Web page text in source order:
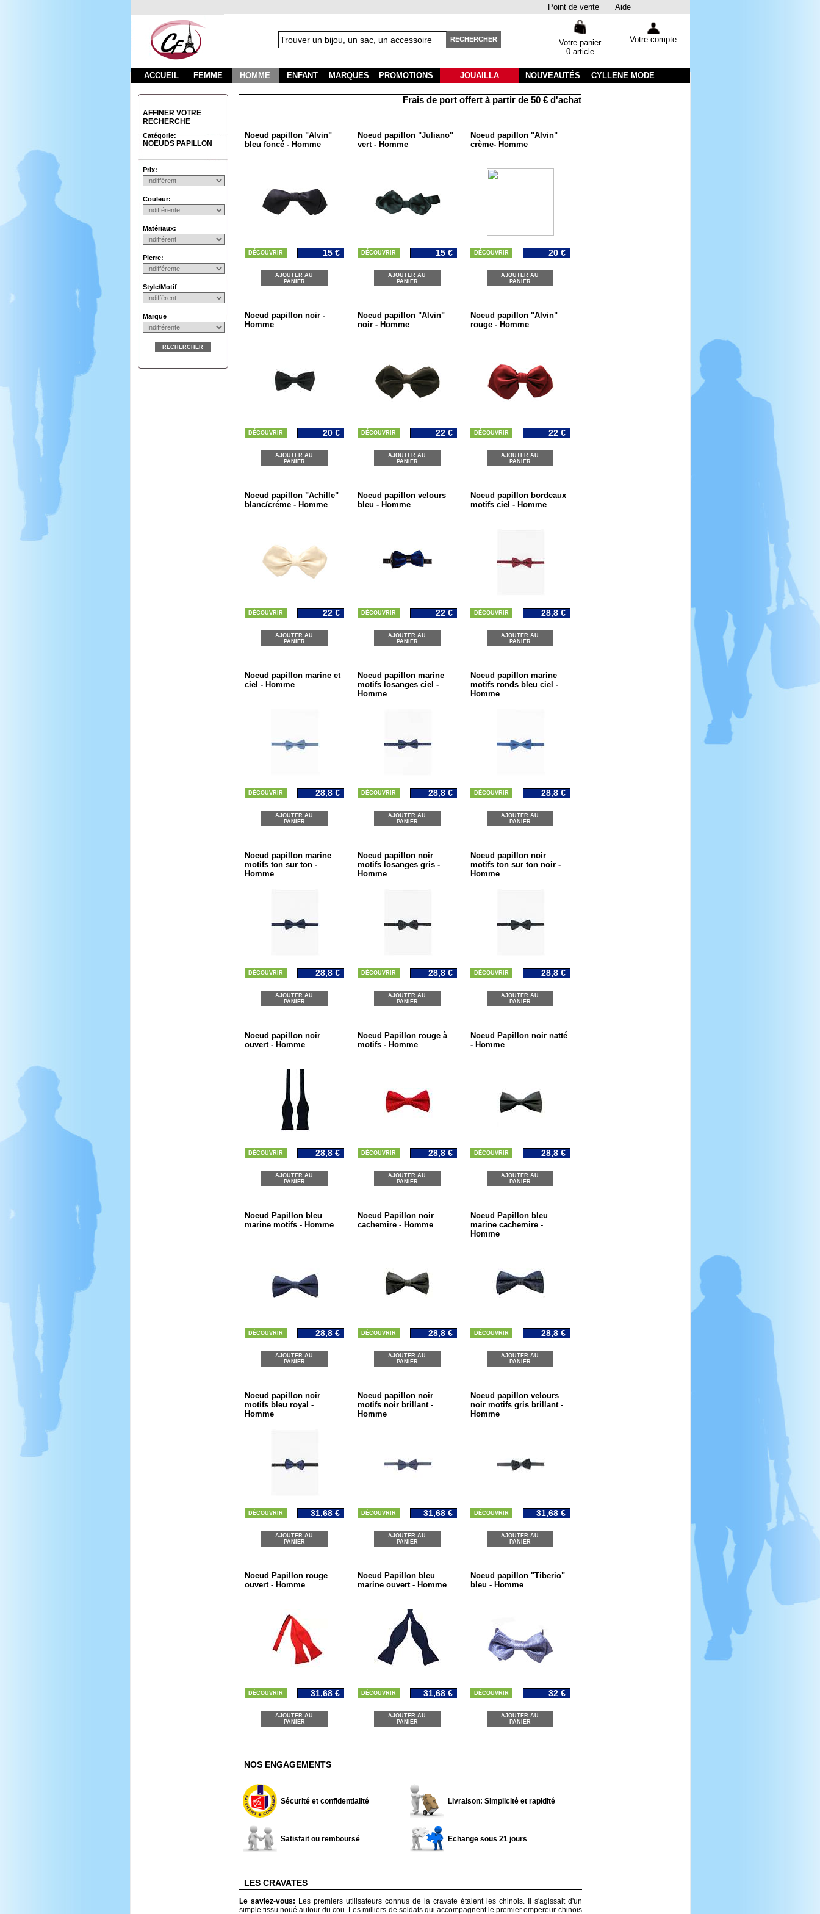
Point de vente Aide
RECHERCHER
Votre panier
0 article
Votre compte
ACCUEIL FEMME HOMME ENFANT MARQUES PROMOTIONS JOUAILLA NOUVEAUTÉS CYLLENE MODE
AFFINER VOTRE
RECHERCHE
Catégorie:
NOEUDS PAPILLON
Prix:
Couleur:
Matériaux:
Pierre:
Style/Motif
Marque
RECHERCHER
Frais de port offert à partir de 50 € d'achats
Noeud papillon "Alvin"
bleu foncé - Homme
DÉCOUVRIR 15 €
AJOUTER AU
PANIER
Noeud papillon "Juliano"
vert - Homme
DÉCOUVRIR 15 €
AJOUTER AU
PANIER
Noeud papillon "Alvin"
crème- Homme
DÉCOUVRIR 20 €
AJOUTER AU
PANIER
Noeud papillon noir -
Homme
DÉCOUVRIR 20 €
AJOUTER AU
PANIER
Noeud papillon "Alvin"
noir - Homme
DÉCOUVRIR 22 €
AJOUTER AU
PANIER
Noeud papillon "Alvin"
rouge - Homme
DÉCOUVRIR 22 €
AJOUTER AU
PANIER
Noeud papillon "Achille"
blanc/créme - Homme
DÉCOUVRIR 22 €
AJOUTER AU
PANIER
Noeud papillon velours
bleu - Homme
DÉCOUVRIR 22 €
AJOUTER AU
PANIER
Noeud papillon bordeaux
motifs ciel - Homme
DÉCOUVRIR 28,8 €
AJOUTER AU
PANIER
Noeud papillon marine et
ciel - Homme
DÉCOUVRIR 28,8 €
AJOUTER AU
PANIER
Noeud papillon marine
motifs losanges ciel -
Homme
DÉCOUVRIR 28,8 €
AJOUTER AU
PANIER
Noeud papillon marine
motifs ronds bleu ciel -
Homme
DÉCOUVRIR 28,8 €
AJOUTER AU
PANIER
Noeud papillon marine
motifs ton sur ton -
Homme
DÉCOUVRIR 28,8 €
AJOUTER AU
PANIER
Noeud papillon noir
motifs losanges gris -
Homme
DÉCOUVRIR 28,8 €
AJOUTER AU
PANIER
Noeud papillon noir
motifs ton sur ton noir -
Homme
DÉCOUVRIR 28,8 €
AJOUTER AU
PANIER
Noeud papillon noir
ouvert - Homme
DÉCOUVRIR 28,8 €
AJOUTER AU
PANIER
Noeud Papillon rouge à
motifs - Homme
DÉCOUVRIR 28,8 €
AJOUTER AU
PANIER
Noeud Papillon noir natté
- Homme
DÉCOUVRIR 28,8 €
AJOUTER AU
PANIER
Noeud Papillon bleu
marine motifs - Homme
DÉCOUVRIR 28,8 €
AJOUTER AU
PANIER
Noeud Papillon noir
cachemire - Homme
DÉCOUVRIR 28,8 €
AJOUTER AU
PANIER
Noeud Papillon bleu
marine cachemire -
Homme
DÉCOUVRIR 28,8 €
AJOUTER AU
PANIER
Noeud papillon noir
motifs bleu royal -
Homme
DÉCOUVRIR 31,68 €
AJOUTER AU
PANIER
Noeud papillon noir
motifs noir brillant -
Homme
DÉCOUVRIR 31,68 €
AJOUTER AU
PANIER
Noeud papillon velours
noir motifs gris brillant -
Homme
DÉCOUVRIR 31,68 €
AJOUTER AU
PANIER
Noeud Papillon rouge
ouvert - Homme
DÉCOUVRIR 31,68 €
AJOUTER AU
PANIER
Noeud Papillon bleu
marine ouvert - Homme
DÉCOUVRIR 31,68 €
AJOUTER AU
PANIER
Noeud papillon "Tiberio"
bleu - Homme
DÉCOUVRIR 32 €
AJOUTER AU
PANIER
NOS ENGAGEMENTS
Sécurité et confidentialité Livraison: Simplicité et rapidité
Satisfait ou remboursé Echange sous 21 jours
LES CRAVATES
Le saviez-vous: Les premiers utilisateurs connus de la cravate étaient les chinois. Il s'agissait d'un
simple tissu noué autour du cou. Les milliers de soldats qui accompagnent le premier empereur chinois